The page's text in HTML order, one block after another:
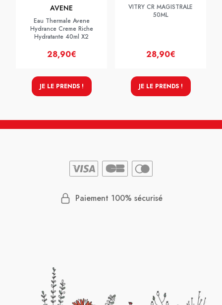
AVENE
Eau Thermale Avene
Hydrance Creme Riche
Hydratante 40ml X2
28,90€
JE LE PRENDS !
VITRY CR MAGISTRALE
50ML
28,90€
JE LE PRENDS !
Paiement 100% sécurisé